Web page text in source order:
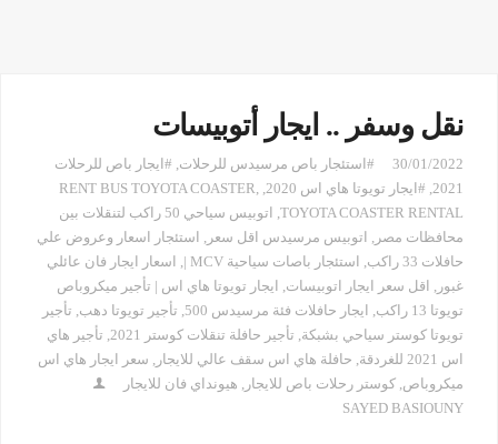
نقل وسفر .. ايجار أتوبيسات
30/01/2022 #استئجار باص مرسيدس للرحلات, #ايجار باص للرحلات
2021
, #ايجار تويوتا هاي اس 2020 ,
RENT BUS TOYOTA COASTER,
TOYOTA COASTER RENTAL
,
اتوبيس سياحي 50 راكب لتنقلات بين
محافظات مصر , اتوبيس مرسيدس اقل سعر , استئجار اسعار وعروض علي
حافلات 33 راكب
, استئجار باصات سياحية MCV | , اسعار ايجار فان عائلي
غبور , اقل سعر ايجار اتوبيسات, ايجار تويوتا هاي اس | تأجير ميكروباص
تويوتا 13 راكب
, ايجار حافلات فئة مرسيدس 500 , تأجير تويوتا دهب, تأجير
تويوتا كوستر سياحي بشبكة, تأجير حافلة تنقلات كوستر 2021 , تأجير هاي
اس 2021 للغردقة
, حافلة هاي اس سقف عالي للايجار , سعر ايجار هاي اس
ميكروباص, كوستر رحلات باص للايجار , هيونداي فان للايجار
SAYED BASIOUNY